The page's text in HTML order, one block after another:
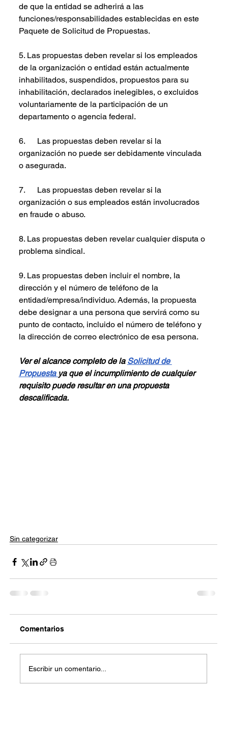
de que la entidad se adherirá a las
funciones/responsabilidades establecidas en este
Paquete de Solicitud de Propuestas.
5. Las propuestas deben revelar si los empleados
de la organización o entidad están actualmente
inhabilitados, suspendidos, propuestos para su
inhabilitación, declarados inelegibles, o excluidos
voluntariamente de la participación de un
departamento o agencia federal.
6.      Las propuestas deben revelar si la
organización no puede ser debidamente vinculada
o asegurada.
7.      Las propuestas deben revelar si la
organización o sus empleados están involucrados
en fraude o abuso.
8. Las propuestas deben revelar cualquier disputa o
problema sindical.
9. Las propuestas deben incluir el nombre, la
dirección y el número de teléfono de la
entidad/empresa/individuo. Además, la propuesta
debe designar a una persona que servirá como su
punto de contacto, incluido el número de teléfono y
la dirección de correo electrónico de esa persona.
Ver el alcance completo de la Solicitud de
Propuesta ya que el incumplimiento de cualquier
requisito puede resultar en una propuesta
descalificada.
Sin categorizar
Comentarios
Escribir un comentario...